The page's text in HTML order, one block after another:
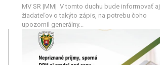
MV SR |MM| V tomto duchu bude informovať aj
žiadateľov o takýto zápis, na potrebu čoho
upozornil generálny...